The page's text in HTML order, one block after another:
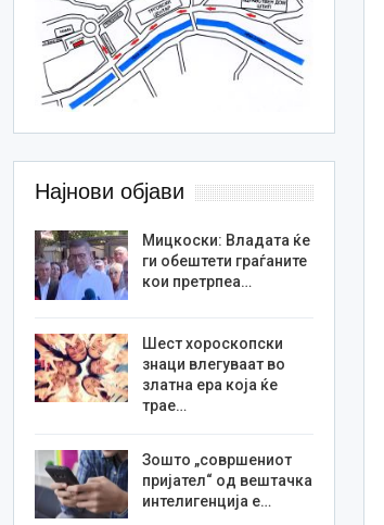
Најнови објави
Мицкоски: Владата ќе
ги обештети граѓаните
кои претрпеа…
Шест хороскопски
знаци влегуваат во
златна ера која ќе
трае…
Зошто „совршениот
пријател“ од вештачка
интелигенција е…